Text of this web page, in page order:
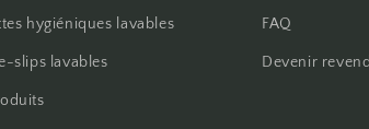
hygiéniques lavables
slips lavables
FAQ
Devenir